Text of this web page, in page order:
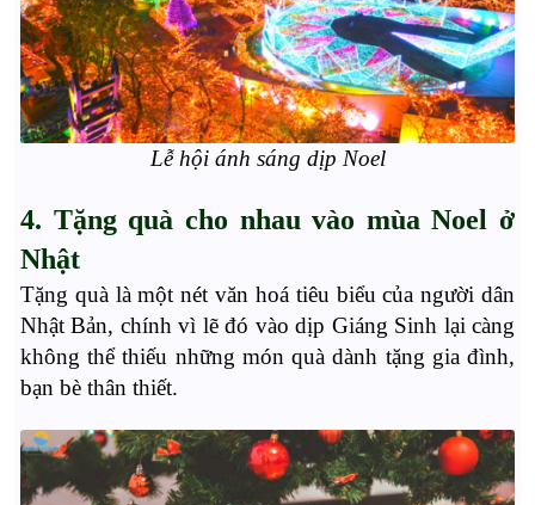
Lễ hội ánh sáng dịp Noel
4. Tặng quà cho nhau vào mùa Noel ở
Nhật
Tặng quà là một nét văn hoá tiêu biểu của người dân
Nhật Bản, chính vì lẽ đó vào dịp Giáng Sinh lại càng
không thể thiếu những món quà dành tặng gia đình,
bạn bè thân thiết.